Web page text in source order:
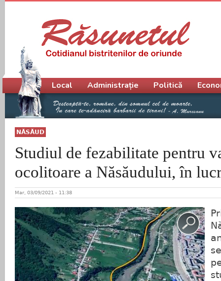
NĂSĂUD
Studiul de fezabilitate pentru
ocolitoare a Năsăudului, în
Mar, 03/09/2021 - 11:38
Meniu principal
Local Administrație Politică